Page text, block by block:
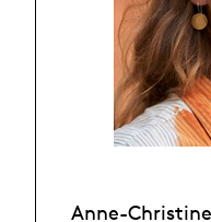
Anne-